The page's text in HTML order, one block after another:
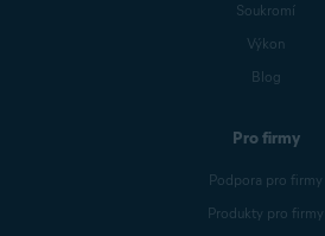
Soukromí
Výkon
Blog
Pro firmy
Podpora pro firmy
Produkty pro firmy